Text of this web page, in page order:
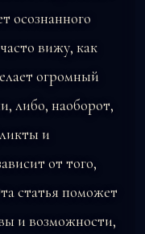
осознанного
вижу, как
огромный
либо, наоборот,
и
от того,
статья поможет
и возможности,